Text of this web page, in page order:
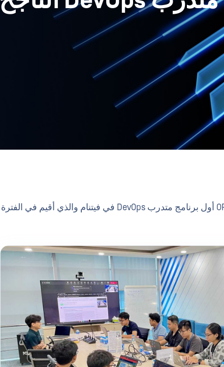
يسعدنا أن نشارك النجاح المذهل ل OPSWAT أول برنامج متدرب DevOps في فيتنام والذي أقيم في الفترة